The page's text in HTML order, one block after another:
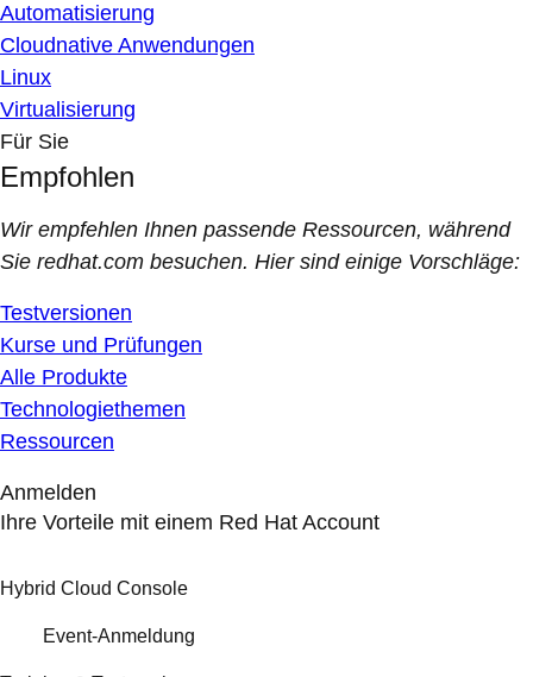
Automatisierung
Cloudnative Anwendungen
Linux
Virtualisierung
Für Sie
Empfohlen
Wir empfehlen Ihnen passende Ressourcen, während
Sie redhat.com besuchen. Hier sind einige Vorschläge:
Testversionen
Kurse und Prüfungen
Alle Produkte
Technologiethemen
Ressourcen
Anmelden
Ihre Vorteile mit einem Red Hat Account
Hybrid Cloud Console
Event-Anmeldung